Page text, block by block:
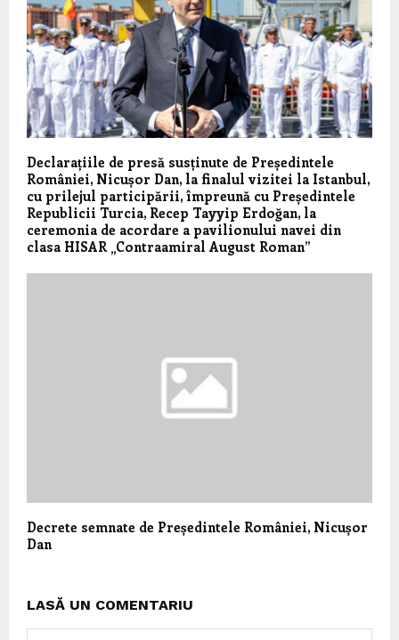
Declarațiile de presă susținute de Președintele
României, Nicușor Dan, la finalul vizitei la Istanbul,
cu prilejul participării, împreună cu Președintele
Republicii Turcia, Recep Tayyip Erdoğan, la
ceremonia de acordare a pavilionului navei din
clasa HISAR „Contraamiral August Roman”
Decrete semnate de Președintele României, Nicușor
Dan
LASĂ UN COMENTARIU